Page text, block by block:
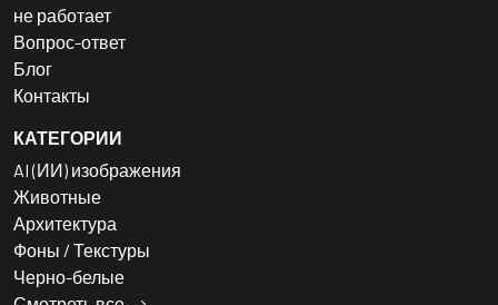
не работает
Вопрос-ответ
Блог
Контакты
КАТЕГОРИИ
AI (ИИ) изображения
Животные
Архитектура
Фоны / Текстуры
Черно-белые